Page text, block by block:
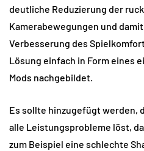
deutliche Reduzierung der
Kamerabewegungen und
Verbesserung des
Lösung einfach in Form eines
Mods nachgebildet.
Es sollte hinzugefügt werden,
alle Leistungsprobleme löst,
zum Beispiel eine schlechte